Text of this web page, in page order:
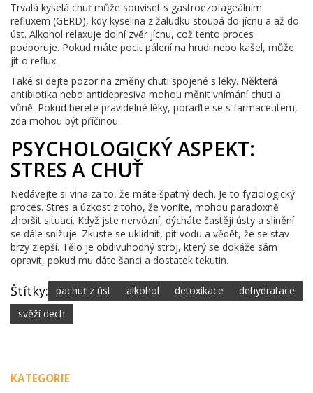
Trvalá kyselá chuť může souviset s gastroezofageálním
refluxem (GERD), kdy kyselina z žaludku stoupá do jícnu a až do
úst. Alkohol relaxuje dolní zvěr jícnu, což tento proces
podporuje. Pokud máte pocit pálení na hrudi nebo kašel, může
jít o reflux.
Také si dejte pozor na změny chuti spojené s léky. Některá
antibiotika nebo antidepresiva mohou měnit vnímání chuti a
vůně. Pokud berete pravidelné léky, poraďte se s farmaceutem,
zda mohou být příčinou.
PSYCHOLOGICKÝ ASPEKT:
STRES A CHUŤ
Nedávejte si vina za to, že máte špatný dech. Je to fyziologický
proces. Stres a úzkost z toho, že voníte, mohou paradoxně
zhoršit situaci. Když jste nervózní, dýcháte častěji ústy a slinění
se dále snižuje. Zkuste se uklidnit, pít vodu a vědět, že se stav
brzy zlepší. Tělo je obdivuhodný stroj, který se dokáže sám
opravit, pokud mu dáte šanci a dostatek tekutin.
Štítky: pachuť z úst alkohol detoxikace
dehydratace
svěží dech
KATEGORIE